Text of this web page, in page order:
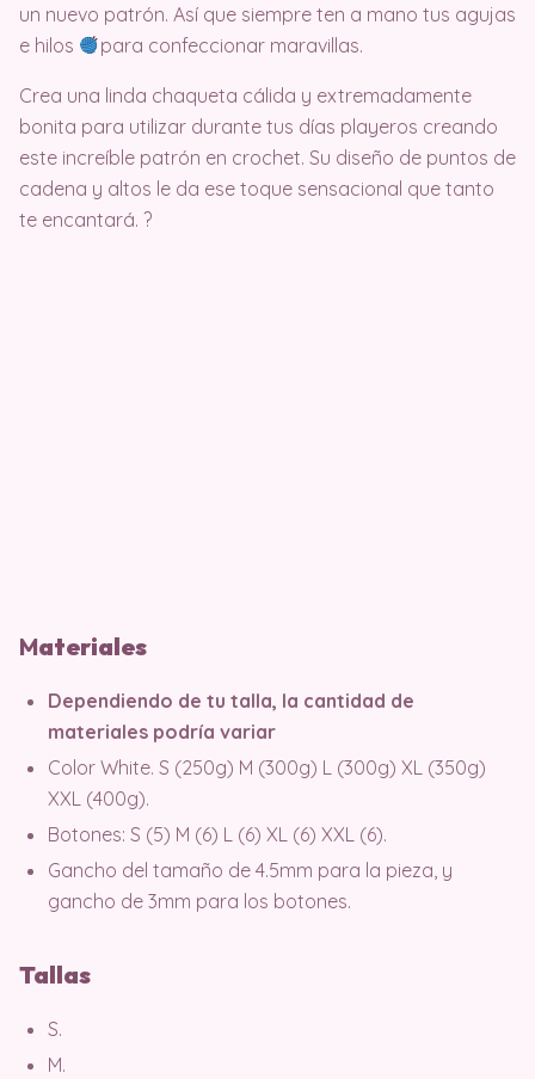
un nuevo patrón. Así que siempre ten a mano tus agujas
e hilos
para confeccionar maravillas.
Crea una linda chaqueta cálida y extremadamente
bonita para utilizar durante tus días playeros creando
este increíble patrón en crochet. Su diseño de puntos de
cadena y altos le da ese toque sensacional que tanto
te encantará. ?
Materiales
Dependiendo de tu talla, la cantidad de
materiales podría variar
Color White. S (250g) M (300g) L (300g) XL (350g)
XXL (400g).
Botones: S (5) M (6) L (6) XL (6) XXL (6).
Gancho del tamaño de 4.5mm para la pieza, y
gancho de 3mm para los botones.
Tallas
S.
M.